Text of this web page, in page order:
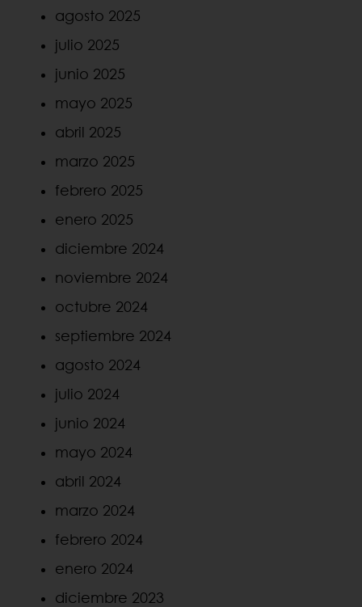
agosto 2025
julio 2025
junio 2025
mayo 2025
abril 2025
marzo 2025
febrero 2025
enero 2025
diciembre 2024
noviembre 2024
octubre 2024
septiembre 2024
agosto 2024
julio 2024
junio 2024
mayo 2024
abril 2024
marzo 2024
febrero 2024
enero 2024
diciembre 2023